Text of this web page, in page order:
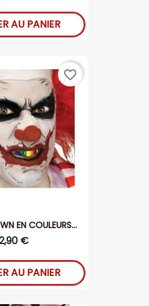
AU PANIER
EN COULEURS...
€
AU PANIER
favorite_border